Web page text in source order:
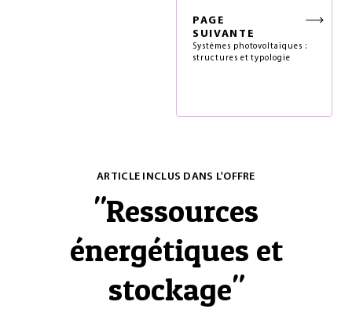
PAGE
SUIVANTE
Systèmes photovoltaïques :
structures et typologie
ARTICLE INCLUS DANS L'OFFRE
"Ressources
énergétiques et
stockage"